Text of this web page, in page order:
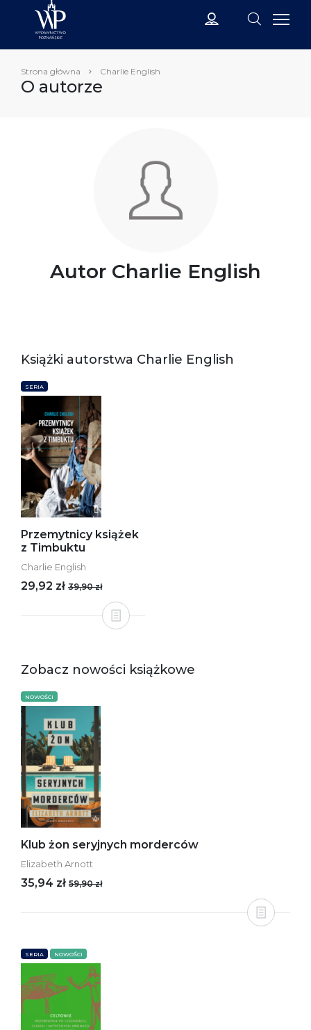
Strona główna Charlie English
O autorze
Autor Charlie English
Książki autorstwa Charlie English
SERIA
Przemytnicy książek
z Timbuktu
Charlie English
29,92 zł 39,90 zł
Zobacz nowości książkowe
NOWOŚCI
Klub żon seryjnych morderców
Elizabeth Arnott
35,94 zł 59,90 zł
SERIA NOWOŚCI